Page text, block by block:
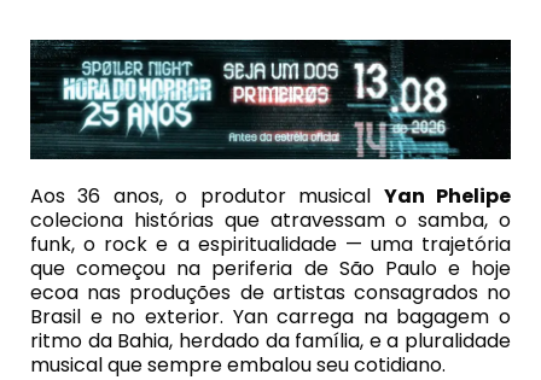
Aos 36 anos, o produtor musical Yan Phelipe
coleciona histórias que atravessam o samba, o
funk, o rock e a espiritualidade — uma trajetória
que começou na periferia de São Paulo e hoje
ecoa nas produções de artistas consagrados no
Brasil e no exterior. Yan carrega na bagagem o
ritmo da Bahia, herdado da família, e a pluralidade
musical que sempre embalou seu cotidiano.